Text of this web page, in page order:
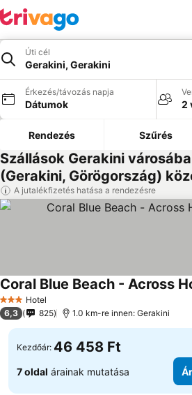
Úti cél
Gerakini, Gerakini
Érkezés/távozás napja
Dátumok 2
Rendezés Szűrés
Szállások Gerakini
(Gerakini, Görögország)
A jutalékfizetés hatása a rendezésre
3 Kategória
Hotel
Coral Blue Beach - Across
6,3 825 1.0 km-re innen: Gerakini
Kezdőár: 46 458 Ft
7 oldal árainak mutatása